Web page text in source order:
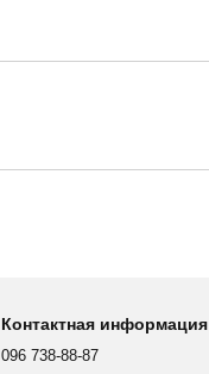
Контактная информация
096 738-88-87